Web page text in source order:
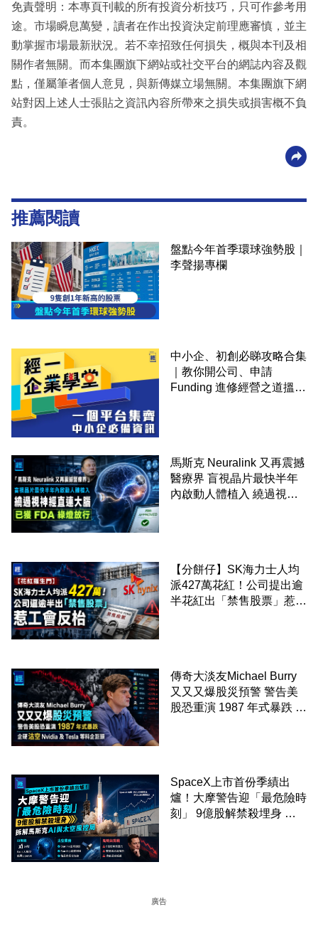
免責聲明：本專頁刊載的所有投資分析技巧，只可作參考用
途。市場瞬息萬變，讀者在作出投資決定前理應審慎，並主
動掌握市場最新狀況。若不幸招致任何損失，概與本刊及相
關作者無關。而本集團旗下網站或社交平台的網誌內容及觀
點，僅屬筆者個人意見，與新傳媒立場無關。本集團旗下網
站對因上述人士張貼之資訊內容所帶來之損失或損害概不負
責。
推薦閱讀
盤點今年首季環球強勢股｜
李聲揚專欄
中小企、初創必睇攻略合集
｜教你開公司、申請
Funding 進修經營之道搵大
馬斯克 Neuralink 又再震撼
醫療界 盲視晶片最快半年
內啟動人體植入 繞過視神
【分餅仔】SK海力士人均
派427萬花紅！公司提出逾
半花紅出「禁售股票」惹工
傳奇大淡友Michael Burry
又又又爆股災預警 警告美
股恐重演 1987 年式暴跌 企
SpaceX上市首份季績出
爐！大摩警告迎「最危險時
刻」 9億股解禁殺埋身 拆
廣告